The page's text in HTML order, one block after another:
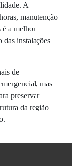
A
manutenção
é a melhor
das instalações
de
mas
preservar
da região